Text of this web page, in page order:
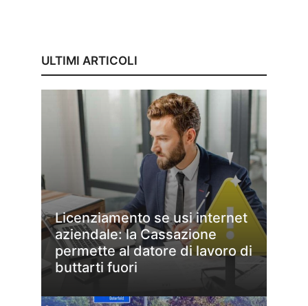
ULTIMI ARTICOLI
Licenziamento se usi internet
aziendale: la Cassazione
permette al datore di lavoro di
buttarti fuori